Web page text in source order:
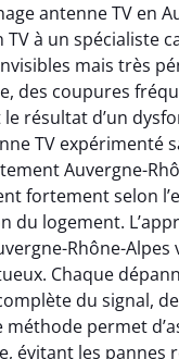
antenne TV en
à un spécialiste
mais très
des coupures
résultat d’un
TV expérimenté
Auvergne-
fortement selon
du logement.
Rhône-Alpes
Chaque
du signal,
méthode permet
évitant les pannes